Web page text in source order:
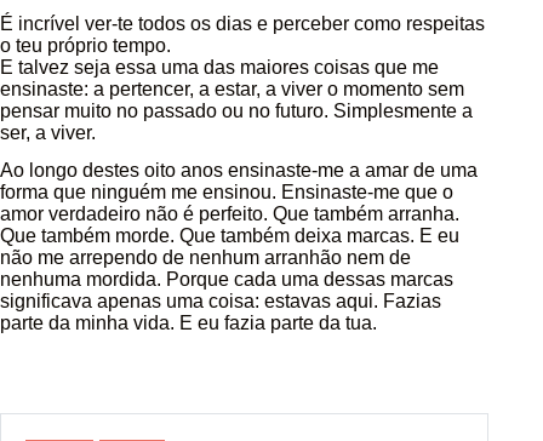
É incrível ver-te todos os dias e perceber como respeitas
o teu próprio tempo.
E talvez seja essa uma das maiores coisas que me
ensinaste: a pertencer, a estar, a viver o momento sem
pensar muito no passado ou no futuro. Simplesmente a
ser, a viver.
Ao longo destes oito anos ensinaste-me a amar de uma
forma que ninguém me ensinou. Ensinaste-me que o
amor verdadeiro não é perfeito. Que também arranha.
Que também morde. Que também deixa marcas. E eu
não me arrependo de nenhum arranhão nem de
nenhuma mordida. Porque cada uma dessas marcas
significava apenas uma coisa: estavas aqui. Fazias
parte da minha vida. E eu fazia parte da tua.